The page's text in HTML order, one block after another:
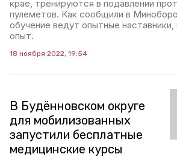
крае, тренируются в подавлении
пулеметов. Как сообщили в
обучение ведут опытные
опыт.
18 ноября 2022, 19:54
В Будённовском округе
для мобилизованных
запустили бесплатные
медицинские курсы